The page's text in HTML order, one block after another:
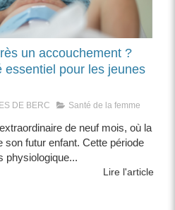
un accouchement ?
essentiel pour les jeunes
DE BERC Santé de la femme
de neuf mois, où la
son futur enfant. Cette période
physiologique...
Lire l'article